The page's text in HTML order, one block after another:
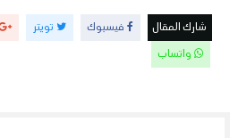
شارك المقال فيسبوك تويتر
واتساب